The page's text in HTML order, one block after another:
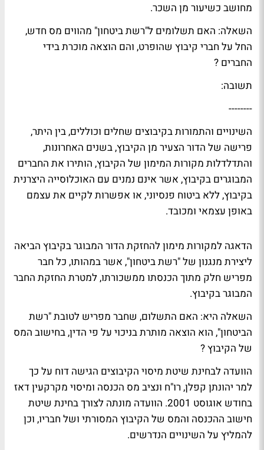
מחושב כשיעור מן השכר.
השאלה: האם תשלומים ל"רשת ביטחון" מהווים מס חדש,
החל על חברי קיבוץ שהופרט, והם הוצאה מוכרת בידי
החברים ?
תשובה:
--------
השינויים והתמורות בקיבוצים שחלים וכוללים, בין היתר,
פרישה של הדור הצעיר מן הקיבוץ, בשנים האחרונות,
והתדלדלות מקורות המימון של הקיבוץ, הותירו את החברים
המבוגרים בקיבוץ, אשר אינם נמנים עם האוכלוסייה היצרנית
בקיבוץ, ללא ביטוח פנסיוני, או אפשרות לקיים את עצמם
באופן עצמאי ומכובד.
הדאגה למקורות מימון להחזקת הדור המבוגר בקיבוץ הביאה
ליצירת מנגנון של "רשת ביטחון", אשר במהותו, כל חבר
מפריש חלק מתוך הכנסתו ממשכורתו, למטרת החזקת החבר
המבוגר בקיבוץ.
השאלה היא: האם התשלום, שחבר מפריש לטובת "רשת
הביטחון", הוא הוצאה מותרת בניכוי על פי הדין, בחישוב המס
של הקיבוץ ?
הוועדה לבחינת שיטת מיסוי הקיבוצים הגישה דוח על כך
למר יהונתן קפלן, רו"ח ונציב מס הכנסה ומיסוי מקרקעין דאז
בחודש אוגוסט 2001. הוועדה מונתה לצורך בחינת שיטת
חישוב ההכנסה והמס של הקיבוץ המסורתי ושל חבריו, וכן
להמליץ על השינויים הנדרשים.